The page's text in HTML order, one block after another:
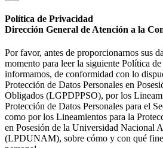
Política de Privacidad
Dirección General de Atención a la
Por favor, antes de proporcionarnos sus
momento para leer la siguiente Política
informamos, de conformidad con lo
Protección de Datos Personales en
Obligados (LGPDPPSO), por los
Protección de Datos Personales para el
como por los Lineamientos para la
en Posesión de la Universidad Nacional
(LPDUNAM), sobre cómo y con qué